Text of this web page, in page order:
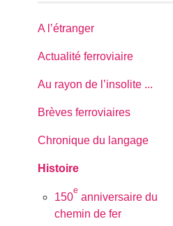
A l’étranger
Actualité ferroviaire
Au rayon de l’insolite ...
Brèves ferroviaires
Chronique du langage
Histoire
150
e
anniversaire du
chemin de fer